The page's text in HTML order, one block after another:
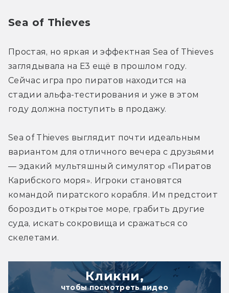
Sea of Thieves
Простая, но яркая и эффектная Sea of Thieves
заглядывала на Е3 ещё в прошлом году.
Сейчас игра про пиратов находится на
стадии альфа-тестирования и уже в этом
году должна поступить в продажу.
Sea of Thieves выглядит почти идеальным
вариантом для отличного вечера с друзьями
— эдакий мультяшный симулятор «Пиратов
Карибского моря». Игроки становятся
командой пиратского корабля. Им предстоит
бороздить открытое море, грабить другие
суда, искать сокровища и сражаться со
скелетами.
Кликни,
чтобы посмотреть видео